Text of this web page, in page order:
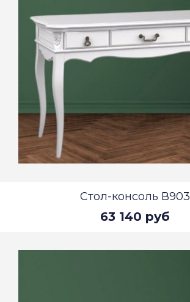
Стол-консоль В903
63 140 руб